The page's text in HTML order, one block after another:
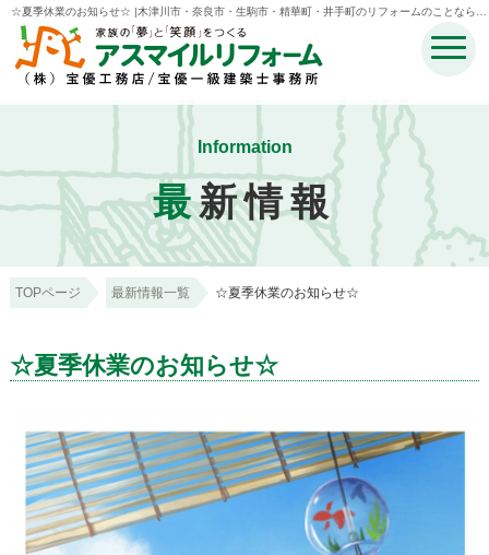
☆夏季休業のお知らせ☆ |木津川市・奈良市・生駒市・精華町・井手町のリフォームのことなら宝
優工務店アスマイルリフォーム
Information
最新情報
TOPページ 最新情報一覧 ☆夏季休業のお知らせ☆
☆夏季休業のお知らせ☆